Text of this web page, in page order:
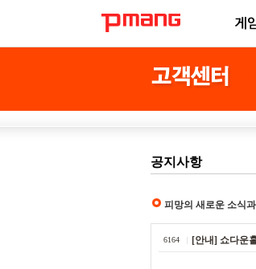
게
공지사항
피망의 새로운 소식
6164 [안내] 쇼다운